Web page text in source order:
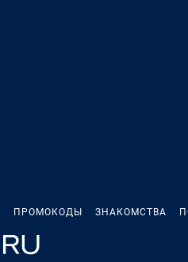
ПРОМОКОДЫ ЗНАКОМСТВА